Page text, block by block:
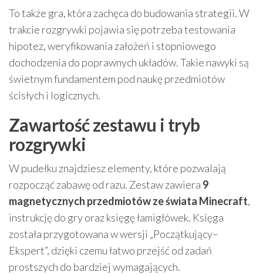
To także gra, która zachęca do budowania strategii. W
trakcie rozgrywki pojawia się potrzeba testowania
hipotez, weryfikowania założeń i stopniowego
dochodzenia do poprawnych układów. Takie nawyki są
świetnym fundamentem pod naukę przedmiotów
ścisłych i logicznych.
Zawartość zestawu i tryb
rozgrywki
W pudełku znajdziesz elementy, które pozwalają
rozpocząć zabawę od razu. Zestaw zawiera 9
magnetycznych przedmiotów ze świata Minecraft,
instrukcję do gry oraz księgę łamigłówek. Księga
została przygotowana w wersji „Początkujący–
Ekspert”, dzięki czemu łatwo przejść od zadań
prostszych do bardziej wymagających.